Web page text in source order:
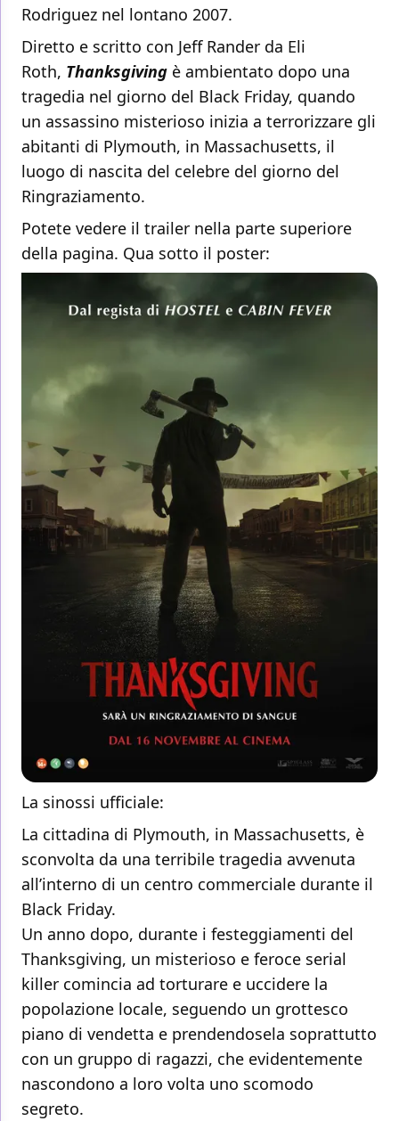
Rodriguez nel lontano 2007.
Diretto e scritto con Jeff Rander da Eli
Roth, Thanksgiving è ambientato dopo una
tragedia nel giorno del Black Friday, quando
un assassino misterioso inizia a terrorizzare gli
abitanti di Plymouth, in Massachusetts, il
luogo di nascita del celebre del giorno del
Ringraziamento.
Potete vedere il trailer nella parte superiore
della pagina. Qua sotto il poster:
La sinossi ufficiale:
La cittadina di Plymouth, in Massachusetts, è
sconvolta da una terribile tragedia avvenuta
all’interno di un centro commerciale durante il
Black Friday.
Un anno dopo, durante i festeggiamenti del
Thanksgiving, un misterioso e feroce serial
killer comincia ad torturare e uccidere la
popolazione locale, seguendo un grottesco
piano di vendetta e prendendosela soprattutto
con un gruppo di ragazzi, che evidentemente
nascondono a loro volta uno scomodo
segreto.